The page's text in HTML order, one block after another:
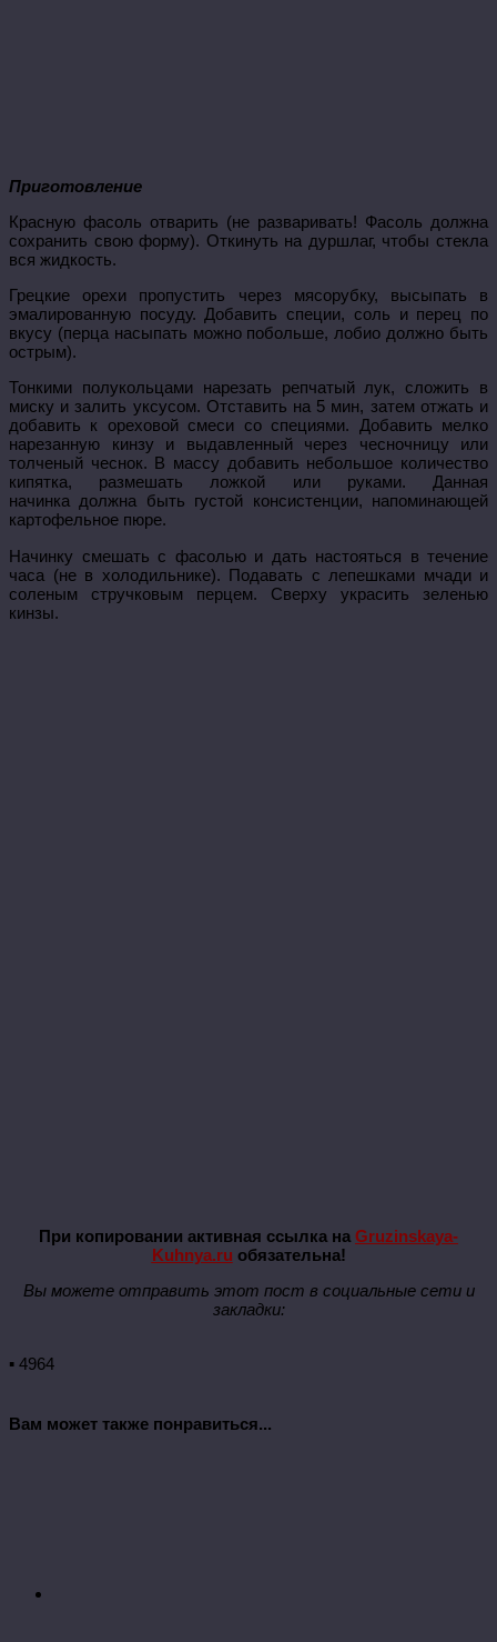
Приготовление
Красную фасоль отварить (не разваривать! Фасоль должна
сохранить свою форму). Откинуть на дуршлаг, чтобы стекла
вся жидкость.
Грецкие орехи пропустить через мясорубку, высыпать в
эмалированную посуду. Добавить специи, соль и перец по
вкусу (перца насыпать можно побольше, лобио должно быть
острым).
Тонкими полукольцами нарезать репчатый лук, сложить в
миску и залить уксусом. Отставить на 5 мин, затем отжать и
добавить к ореховой смеси со специями. Добавить мелко
нарезанную кинзу и выдавленный через чесночницу или
толченый чеснок. В массу добавить небольшое количество
кипятка, размешать ложкой или руками. Данная
начинка должна быть густой консистенции, напоминающей
картофельное пюре.
Начинку смешать с фасолью и дать настояться в течение
часа (не в холодильнике). Подавать с лепешками мчади и
соленым стручковым перцем. Сверху украсить зеленью
кинзы.
При копировании активная ссылка на Gruzinskaya-
Kuhnya.ru обязательна!
Вы можете отправить этот пост в социальные сети и
закладки:
▪ 4964
Вам может также понравиться...